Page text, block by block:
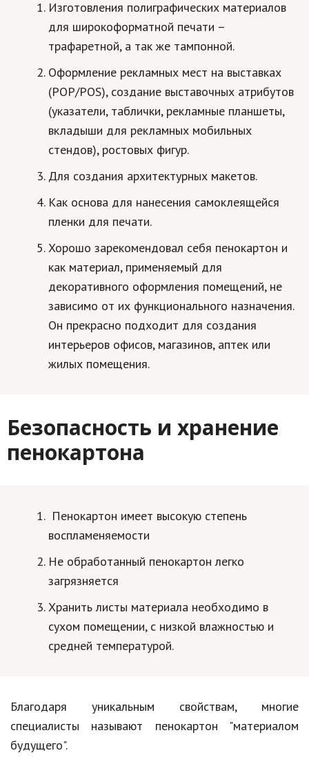
Изготовления полиграфических материалов
для широкоформатной печати –
трафаретной, а так же тампонной.
Оформление рекламных мест на выставках
(РОP/POS), создание выставочных атрибутов
(указатели, таблички, рекламные планшеты,
вкладыши для рекламных мобильных
стендов), ростовых фигур.
Для создания архитектурных макетов.
Как основа для нанесения самоклеящейся
пленки для печати.
Хорошо зарекомендовал себя пенокартон и
как материал, применяемый для
декоративного оформления помещений, не
зависимо от их функционального назначения.
Он прекрасно подходит для создания
интерьеров офисов, магазинов, аптек или
жилых помещения.
Безопасность и хранение
пенокартона
Пенокартон имеет высокую степень
воспламеняемости
Не обработанный пенокартон легко
загрязняется
Хранить листы материала необходимо в
сухом помещении, с низкой влажностью и
средней температурой.
Благодаря уникальным свойствам, многие
специалисты называют пенокартон "материалом
будущего".